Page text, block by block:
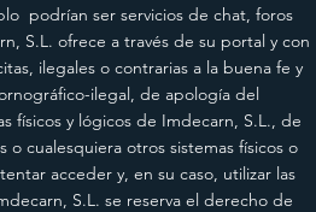
podrían ser servicios de chat, foros
S.L. ofrece a través de su portal y con
ilegales o contrarias a la buena fe y
ilegal, de apología del
físicos y lógicos de Imdecarn, S.L., de
cualesquiera otros sistemas físicos o
acceder y, en su caso, utilizar las
S.L. se reserva el derecho de